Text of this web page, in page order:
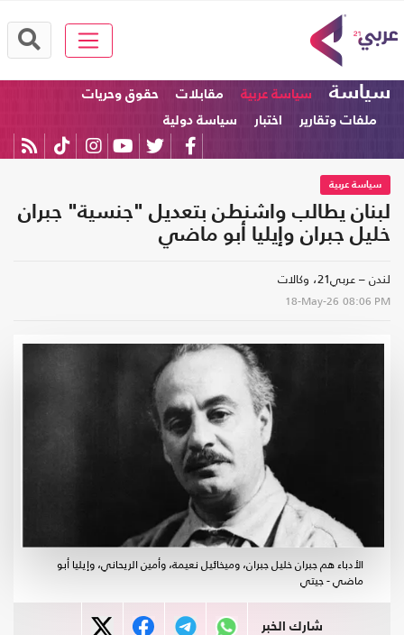
سياسة سياسة عربية مقابلات
حقوق وحريات
ملفات وتقارير
اختبار سياسة دولية
سياسة عربية
لبنان يطالب واشنطن بتعديل "جنسية" جبران
خليل جبران وإيليا أبو ماضي
لندن – عربي21، وكالات
18-May-26 08:06 PM
الأدباء هم جبران خليل جبران، وميخائيل نعيمة، وأمين الريحاني، وإيليا أبو
ماضي - جيتي
شارك الخبر